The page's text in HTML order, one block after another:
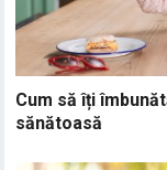
Cum să îți
sănătoasă